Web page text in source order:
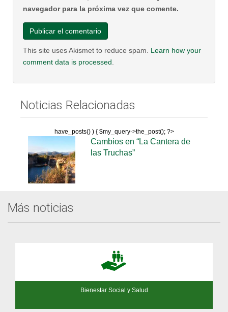
navegador para la próxima vez que comente.
This site uses Akismet to reduce spam. Learn how your
comment data is processed
Noticias Relacionadas
have_posts() ) { $my_query->the_post(); ?>
Cambios en “La Cantera de
las Truchas”
Más noticias
Bienestar Social y Salud